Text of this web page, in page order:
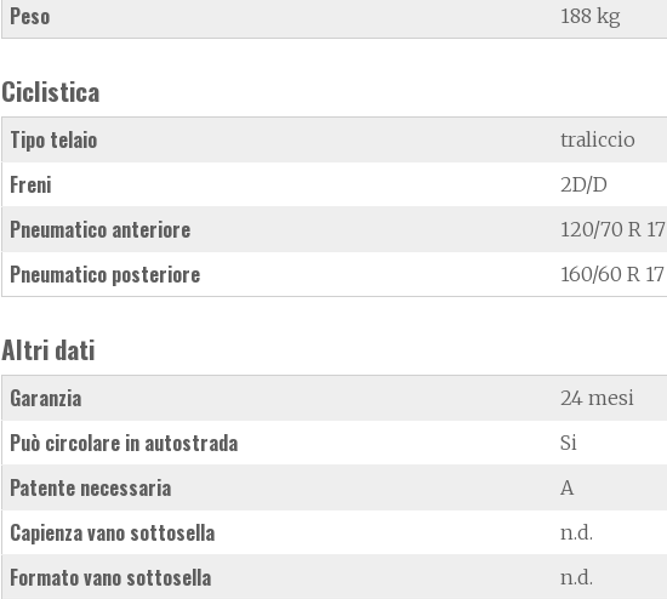
Peso 188 kg
Ciclistica
Tipo telaio traliccio
Freni 2D/D
Pneumatico anteriore 120/70 R 17
Pneumatico posteriore 160/60 R 17
Altri dati
Garanzia 24 mesi
Può circolare in autostrada Si
Patente necessaria A
Capienza vano sottosella n.d.
Formato vano sottosella n.d.